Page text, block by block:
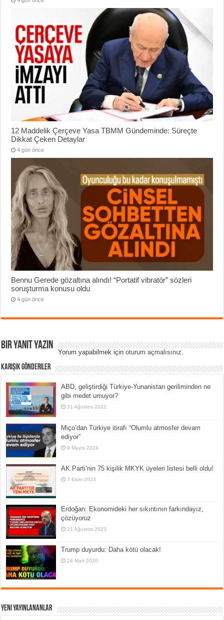
12 Maddelik Çerçeve Yasa TBMM Gündeminde: Süreçte
Dikkat Çeken Detaylar
4 gün önce
Bennu Gerede gözaltına alındı! “Portatif vibratör” sözleri
soruşturma konusu oldu
4 gün önce
Bir yanıt yazın
Yorum yapabilmek içinoturum açmalısınız.
Karışık Gönderiler
ABD, geliştirdiği Türkiye-Yunanistan geriliminden ne
gibi medet umuyor?
31 Ağustos 2022
Miço’dan Türkiye itirafı “Olumlu atmosfer devam
ediyor”
9 Mayıs 2024
AK Parti’nin 75 kişilik MKYK üyeleri listesi belli oldu!
7 Ekim 2023
Erdoğan: Ekonomideki her sıkıntının farkındayız,
çözüyoruz
21 Ağustos 2023
Trump duyurdu: Daha kötü olacak!
24 Mart 2020
Yeni Yayınlananlar